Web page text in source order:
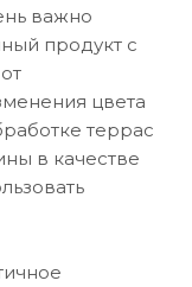
важно
продукт с
цвета
террас
в качестве